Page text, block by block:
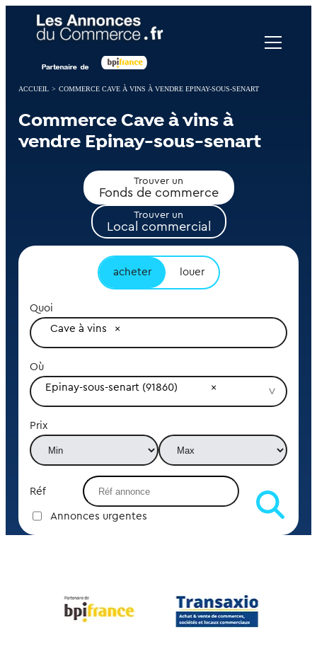
ACCUEIL > COMMERCE CAVE À VINS À VENDRE EPINAY-SOUS-SENART
Commerce Cave à vins à
vendre Epinay-sous-senart
Trouver un
Fonds de commerce
Trouver un
Local commercial
acheter louer
Quoi
Cave à vins
Où
Epinay-sous-senart (91860)
Prix
Réf
Annonces urgentes
Panneau de gestion des cookies